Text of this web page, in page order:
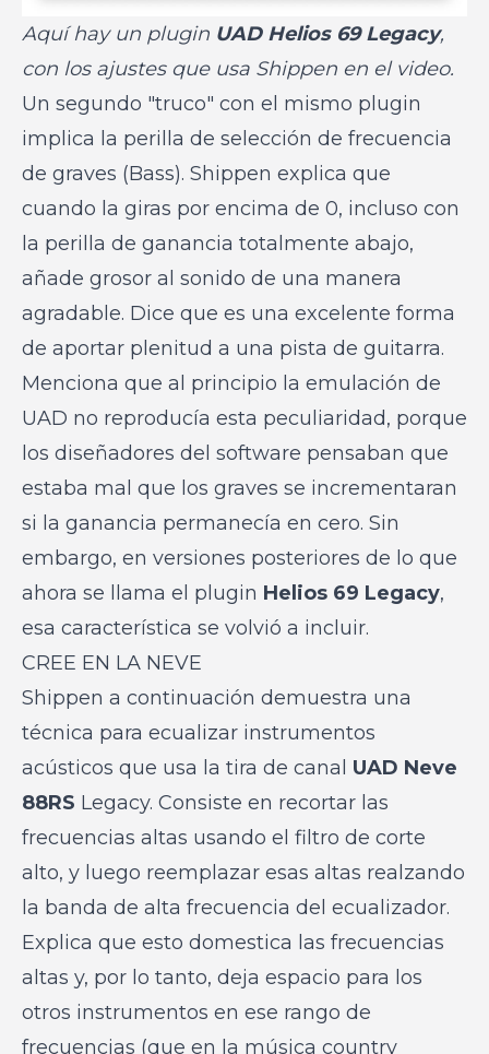
Aquí hay un plugin UAD Helios 69 Legacy,
con los ajustes que usa Shippen en el video.
Un segundo "truco" con el mismo plugin
implica la perilla de selección de frecuencia
de graves (Bass). Shippen explica que
cuando la giras por encima de 0, incluso con
la perilla de ganancia totalmente abajo,
añade grosor al sonido de una manera
agradable. Dice que es una excelente forma
de aportar plenitud a una pista de guitarra.
Menciona que al principio la emulación de
UAD no reproducía esta peculiaridad, porque
los diseñadores del software pensaban que
estaba mal que los graves se incrementaran
si la ganancia permanecía en cero. Sin
embargo, en versiones posteriores de lo que
ahora se llama el plugin Helios 69 Legacy,
esa característica se volvió a incluir.
CREE EN LA NEVE
Shippen a continuación demuestra una
técnica para ecualizar instrumentos
acústicos que usa la tira de canal UAD Neve
88RS Legacy. Consiste en recortar las
frecuencias altas usando el filtro de corte
alto, y luego reemplazar esas altas realzando
la banda de alta frecuencia del ecualizador.
Explica que esto domestica las frecuencias
altas y, por lo tanto, deja espacio para los
otros instrumentos en ese rango de
frecuencias (que en la música country